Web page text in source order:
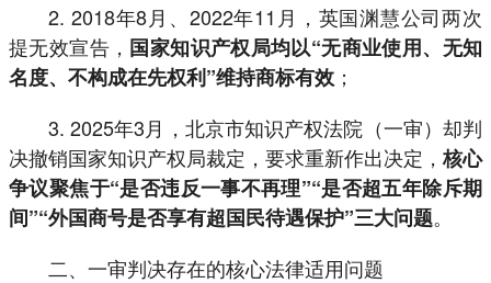
2. 2018年8月、2022年11月，英国渊慧公司两次
提无效宣告， 国家知识产权局均以“无商业使用、无知
名度、不构成在先权利”维持商标有效 ；
3. 2025年3月，北京市知识产权法院（一审）却判
决撤销国家知识产权局裁定，要求重新作出决定，核心
争议聚焦于“是否违反一事不再理”“是否超五年除斥期
间”“外国商号是否享有超国民待遇保护”三大问题。
二、一审判决存在的核心法律适用问题